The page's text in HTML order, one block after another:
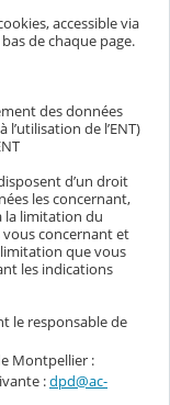
accessible via
de chaque page.
des données
de l’ENT)
d’un droit
les concernant,
la limitation du
concernant et
limitation que vous
les indications
le responsable de
Montpellier :
:dpd@ac-